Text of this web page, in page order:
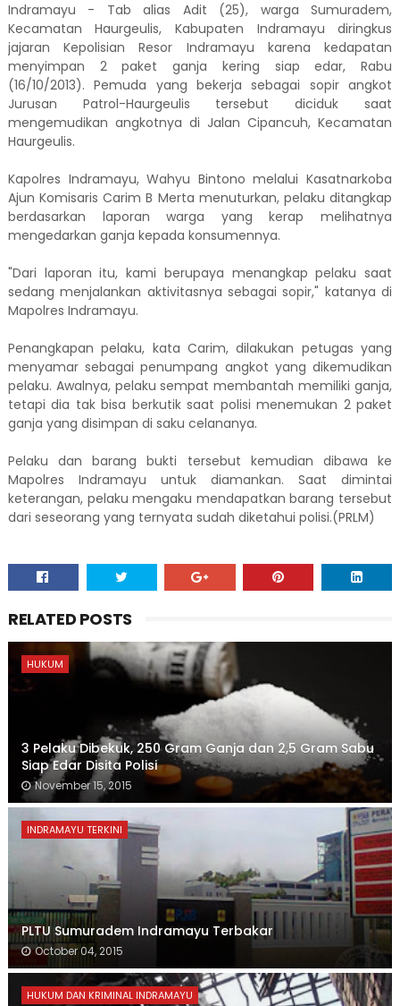
Indramayu - Tab alias Adit (25), warga Sumuradem,
Kecamatan Haurgeulis, Kabupaten Indramayu diringkus
jajaran Kepolisian Resor Indramayu karena kedapatan
menyimpan 2 paket ganja kering siap edar, Rabu
(16/10/2013). Pemuda yang bekerja sebagai sopir angkot
Jurusan Patrol-Haurgeulis tersebut diciduk saat
mengemudikan angkotnya di Jalan Cipancuh, Kecamatan
Haurgeulis.
Kapolres Indramayu, Wahyu Bintono melalui Kasatnarkoba
Ajun Komisaris Carim B Merta menuturkan, pelaku ditangkap
berdasarkan laporan warga yang kerap melihatnya
mengedarkan ganja kepada konsumennya.
"Dari laporan itu, kami berupaya menangkap pelaku saat
sedang menjalankan aktivitasnya sebagai sopir," katanya di
Mapolres Indramayu.
Penangkapan pelaku, kata Carim, dilakukan petugas yang
menyamar sebagai penumpang angkot yang dikemudikan
pelaku. Awalnya, pelaku sempat membantah memiliki ganja,
tetapi dia tak bisa berkutik saat polisi menemukan 2 paket
ganja yang disimpan di saku celananya.
Pelaku dan barang bukti tersebut kemudian dibawa ke
Mapolres Indramayu untuk diamankan. Saat dimintai
keterangan, pelaku mengaku mendapatkan barang tersebut
dari seseorang yang ternyata sudah diketahui polisi.(PRLM)
RELATED POSTS
HUKUM
3 Pelaku Dibekuk, 250 Gram Ganja dan 2,5 Gram Sabu
Siap Edar Disita Polisi
November 15, 2015
INDRAMAYU TERKINI
PLTU Sumuradem Indramayu Terbakar
October 04, 2015
HUKUM DAN KRIMINAL INDRAMAYU